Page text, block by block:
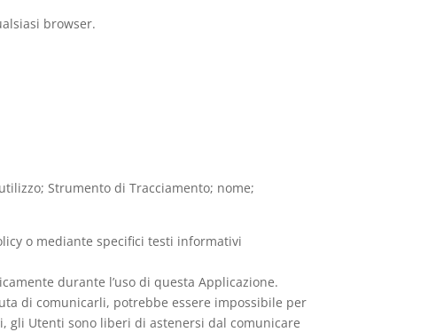
browser.
Strumento di Tracciamento; nome;
o mediante specifici testi informativi
durante l’uso di questa Applicazione.
di comunicarli, potrebbe essere impossibile per
gli Utenti sono liberi di astenersi dal comunicare